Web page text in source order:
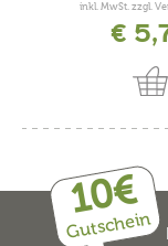
inkl. MwSt. zzgl.
€
10€
Gutschein